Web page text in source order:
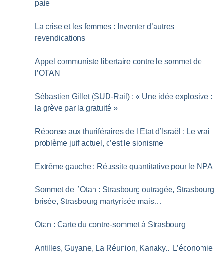
paie
La crise et les femmes : Inventer d’autres
revendications
Appel communiste libertaire contre le sommet de
l’OTAN
Sébastien Gillet (SUD-Rail) : « Une idée explosive :
la grève par la gratuité »
Réponse aux thuriféraires de l’Etat d’Israël : Le vrai
problème juif actuel, c’est le sionisme
Extrême gauche : Réussite quantitative pour le NPA
Sommet de l’Otan : Strasbourg outragée, Strasbourg
brisée, Strasbourg martyrisée mais…
Otan : Carte du contre-sommet à Strasbourg
Antilles, Guyane, La Réunion, Kanaky... L’économie